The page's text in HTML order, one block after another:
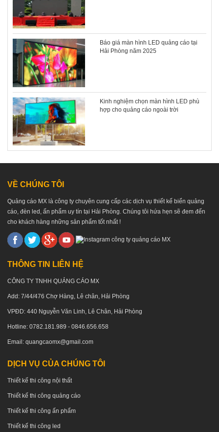
Báo giá màn hình LED quảng cáo tại
Hải Phòng năm 2025
Kinh nghiệm chọn màn hình LED phù
hợp cho quảng cáo ngoài trời
VỀ CHÚNG TÔI
Quảng cáo MX là công ty chuyên cung cấp các dịch vụ thiết kế biển quảng
cáo, đèn led, ấn phẩm uy tín tại Hải Phòng. Chúng tôi hứa hẹn sẽ đem đến
cho khách hàng những sản phẩm tốt nhất !
THÔNG TIN LIÊN HỆ
CÔNG TY TNHH QUẢNG CÁO MX
Add: 7/44/476 Chợ Hàng, Lê chân, Hải Phòng
VPĐD: 440 Nguyễn Văn Linh, Lê Chân, Hải Phòng
Hotline: 0782.181.989 - 0846.656.658
Email: quangcaomx@gmail.com
DỊCH VỤ CỦA CHÚNG TÔI
Thiết kế thi công nội thất
Thiết kế thi công quảng cáo
Thiết kế thi công ấn phẩm
Thiết kế thi công led